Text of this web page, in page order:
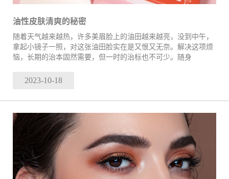
油性皮肤清爽的秘密
随着天气越来越热，许多美眉脸上的油田越来越亮，没到中午，
拿起小镜子一照，对这张油田脸实在是又恨又无奈。解决这项烦
恼，长期的治本固然需要，但一时的治标也不可少。随身
2023-10-18